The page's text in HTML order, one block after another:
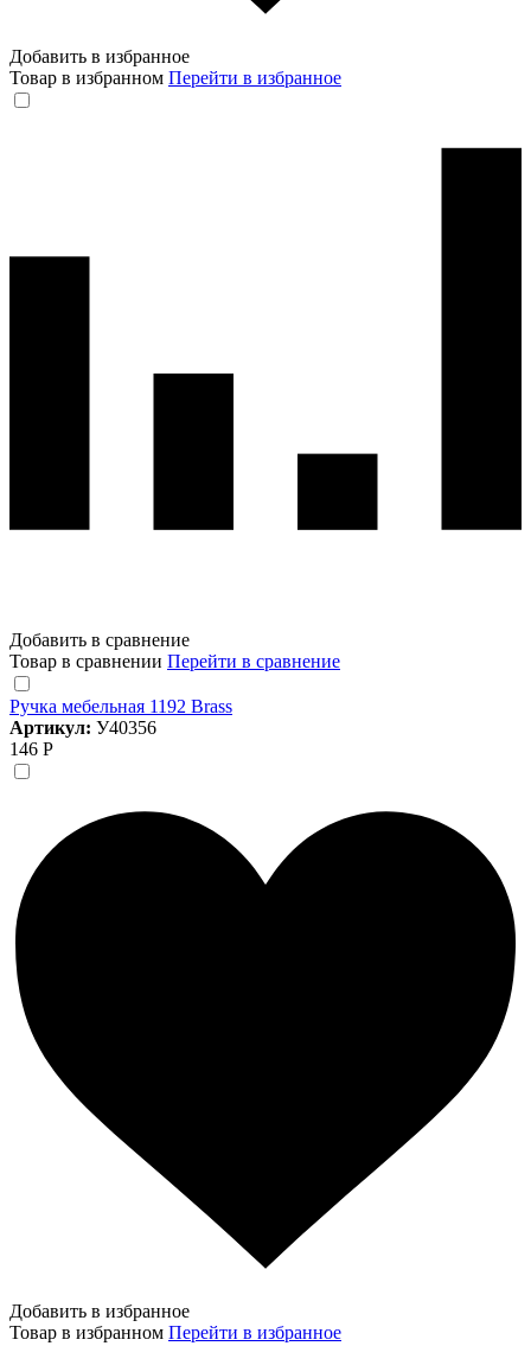
Добавить в избранное
Товар в избранном Перейти в избранное
Добавить в сравнение
Товар в сравнении Перейти в сравнение
Ручка мебельная 1192 Brass
Артикул: У40356
146 Р
Добавить в избранное
Товар в избранном Перейти в избранное